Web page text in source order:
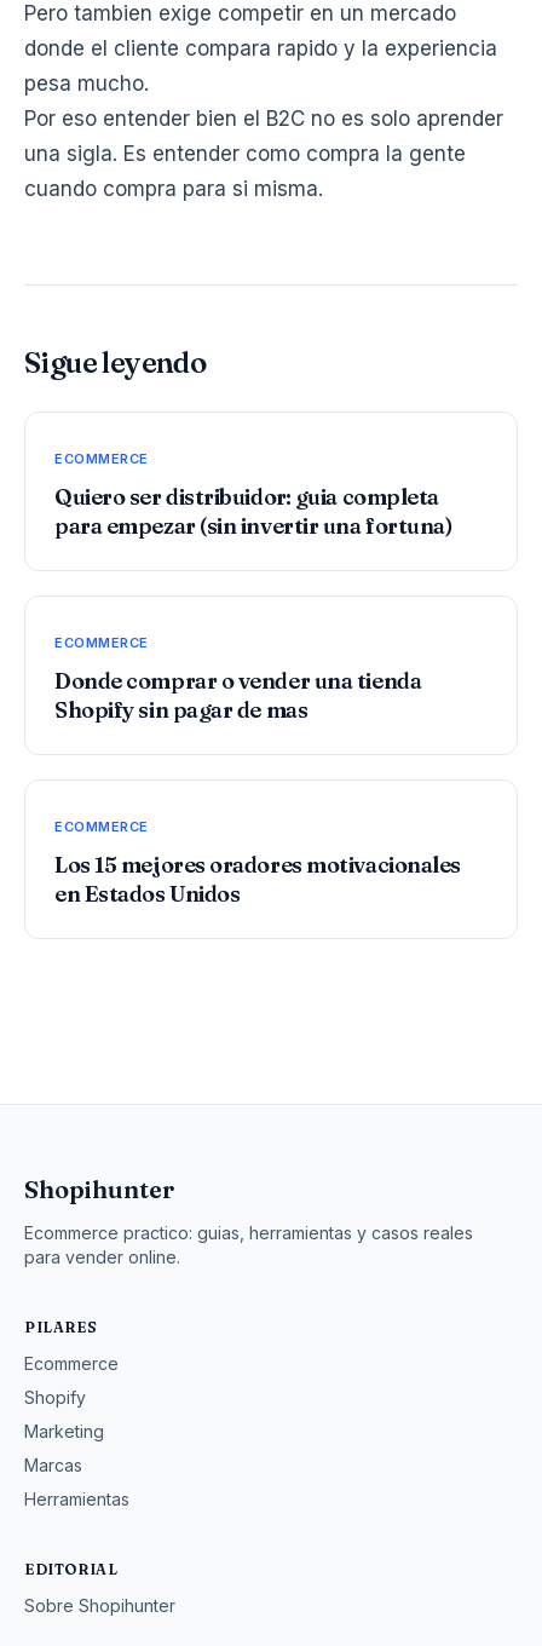
Pero tambien exige competir en un mercado
donde el cliente compara rapido y la experiencia
pesa mucho.
Por eso entender bien el B2C no es solo aprender
una sigla. Es entender como compra la gente
cuando compra para si misma.
Sigue leyendo
ECOMMERCE
Quiero ser distribuidor: guia completa
para empezar (sin invertir una fortuna)
ECOMMERCE
Donde comprar o vender una tienda
Shopify sin pagar de mas
ECOMMERCE
Los 15 mejores oradores motivacionales
en Estados Unidos
Shopihunter
Ecommerce practico: guias, herramientas y casos reales
para vender online.
PILARES
Ecommerce
Shopify
Marketing
Marcas
Herramientas
EDITORIAL
Sobre Shopihunter